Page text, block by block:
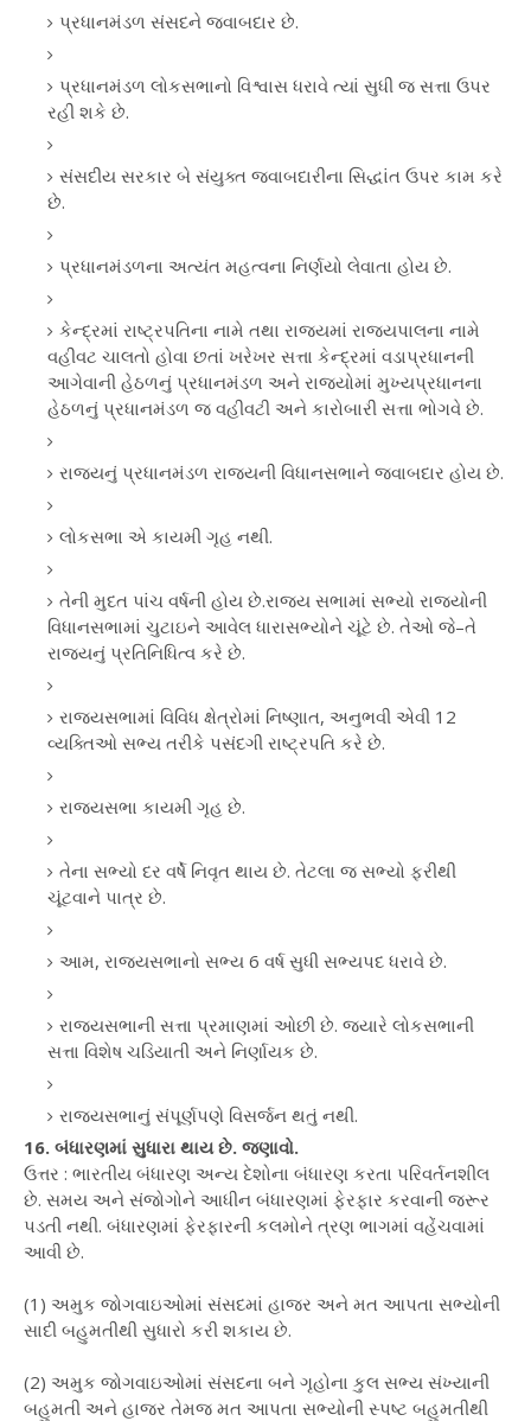
પ્રધાનમંડળ સંસદને જવાબદાર છે.
પ્રધાનમંડળ લોકસભાનો વિશ્વાસ ધરાવે ત્યાં સુધી જ સત્તા ઉપર
રહી શકે છે.
સંસદીય સરકાર બે સંયુક્ત જવાબદારીના સિદ્ધાંત ઉપર કામ કરે
છે.
પ્રધાનમંડળના અત્યંત મહત્વના નિર્ણયો લેવાતા હોય છે.
કેન્દ્રમાં રાષ્ટ્રપતિના નામે તથા રાજ્યમાં રાજ્યપાલના નામે
વહીવટ ચાલતો હોવા છતાં ખરેખર સત્તા કેન્દ્રમાં વડાપ્રધાનની
આગેવાની હેઠળનું પ્રધાનમંડળ અને રાજ્યોમાં મુખ્યપ્રધાનના
હેઠળનું પ્રધાનમંડળ જ વહીવટી અને કારોબારી સત્તા ભોગવે છે.
રાજ્યનું પ્રધાનમંડળ રાજ્યની વિધાનસભાને જવાબદાર હોય છે.
લોકસભા એ કાયમી ગૃહ નથી.
તેની મુદત પાંચ વર્ષની હોય છે.રાજ્ય સભામાં સભ્યો રાજ્યોની
વિધાનસભામાં ચુટાઇને આવેલ ધારાસભ્યોને ચૂંટે છે. તેઓ જે–તે
રાજ્યનું પ્રતિનિધિત્વ કરે છે.
રાજ્યસભામાં વિવિધ ક્ષેત્રોમાં નિષ્ણાત, અનુભવી એવી 12
વ્યક્તિઓ સભ્ય તરીકે પસંદગી રાષ્ટ્રપતિ કરે છે.
રાજ્યસભા કાયમી ગૃહ છે.
તેના સભ્યો દર વર્ષે નિવૃત થાય છે. તેટલા જ સભ્યો ફરીથી
ચૂંટવાને પાત્ર છે.
આમ, રાજ્યસભાનો સભ્ય 6 વર્ષ સુધી સભ્યપદ ધરાવે છે.
રાજ્યસભાની સત્તા પ્રમાણમાં ઓછી છે. જ્યારે લોકસભાની
સત્તા વિશેષ ચડિયાતી અને નિર્ણાયક છે.
રાજ્યસભાનું સંપૂર્ણપણે વિસર્જન થતું નથી.
16. બંધારણમાં સુધારા થાય છે. જણાવો.
ઉત્તર : ભારતીય બંધારણ અન્ય દેશોના બંધારણ કરતા પરિવર્તનશીલ
છે. સમય અને સંજોગોને આધીન બંધારણમાં ફેરફાર કરવાની જરૂર
પડતી નથી. બંધારણમાં ફેરફારની કલમોને ત્રણ ભાગમાં વહેંચવામાં
આવી છે.
(1) અમુક જોગવાઇઓમાં સંસદમાં હાજર અને મત આપતા સભ્યોની
સાદી બહુમતીથી સુધારો કરી શકાય છે.
(2) અમુક જોગવાઇઓમાં સંસદના બને ગૃહોના કુલ સભ્ય સંખ્યાની
બહુમતી અને હાજર તેમજ મત આપતા સભ્યોની સ્પષ્ટ બહુમતીથી